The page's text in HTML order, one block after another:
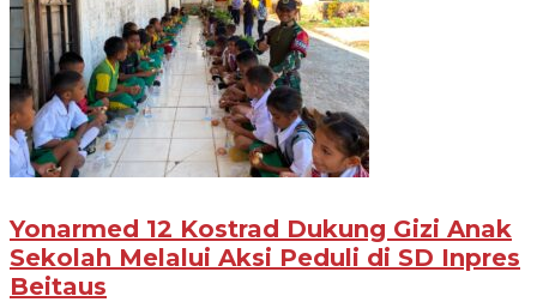
Yonarmed 12 Kostrad Dukung Gizi Anak
Sekolah Melalui Aksi Peduli di SD Inpres
Beitaus